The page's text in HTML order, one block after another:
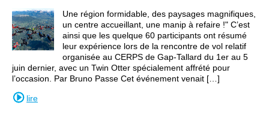
Une région formidable, des paysages magnifiques,
un centre accueillant, une manip à refaire !" C’est
ainsi que les quelque 60 participants ont résumé
leur expérience lors de la rencontre de vol relatif
organisée au CERPS de Gap-Tallard du 1er au 5
juin dernier, avec un Twin Otter spécialement affrété pour
l’occasion. Par Bruno Passe Cet événement venait […]
lire